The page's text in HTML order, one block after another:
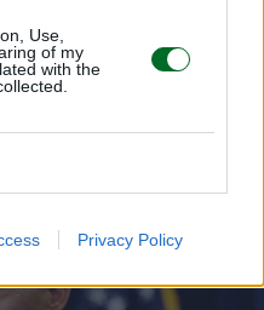
Use,
of my
with the
Privacy Policy